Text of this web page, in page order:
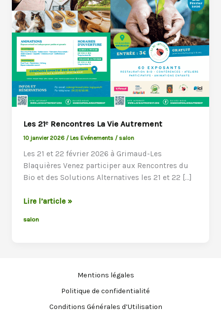
Les 21ᵉ Rencontres La Vie Autrement
10 janvier 2026 /Les Evénements /salon
Les 21 et 22 février 2026 à Grimaud-Les
Blaquières Venez participer aux Rencontres du
Bio et des Solutions Alternatives les 21 et 22 […]
Les
Rencontres
Lire l’article »
salon
Mentions légales
Politique de confidentialité
Conditions Générales d’Utilisation